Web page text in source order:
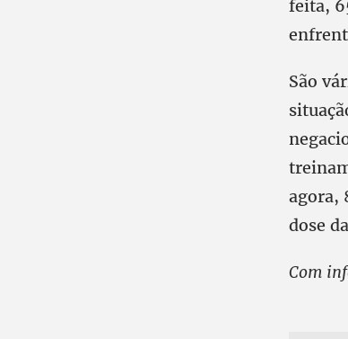
feita,
São
agora,
dose
Com